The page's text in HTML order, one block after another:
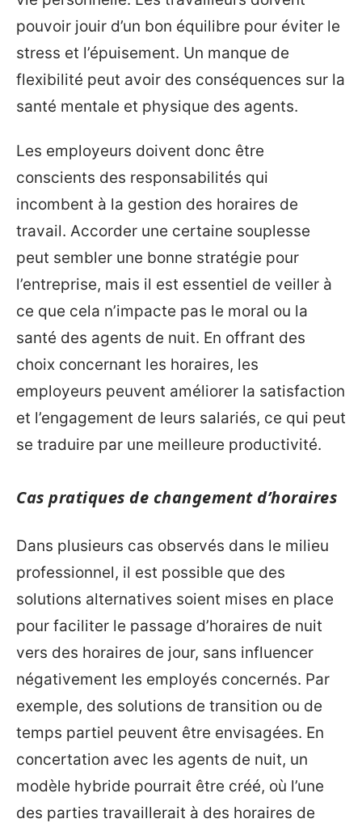
pouvoir jouir d’un bon équilibre pour éviter le
stress et l’épuisement. Un manque de
flexibilité peut avoir des conséquences sur la
santé mentale et physique des agents.
Les employeurs doivent donc être
conscients des responsabilités qui
incombent à la gestion des horaires de
travail. Accorder une certaine souplesse
peut sembler une bonne stratégie pour
l’entreprise, mais il est essentiel de veiller à
ce que cela n’impacte pas le moral ou la
santé des agents de nuit. En offrant des
choix concernant les horaires, les
employeurs peuvent améliorer la satisfaction
et l’engagement de leurs salariés, ce qui peut
se traduire par une meilleure productivité.
Cas pratiques de changement d’horaires
Dans plusieurs cas observés dans le milieu
professionnel, il est possible que des
solutions alternatives soient mises en place
pour faciliter le passage d’horaires de nuit
vers des horaires de jour, sans influencer
négativement les employés concernés. Par
exemple, des solutions de transition ou de
temps partiel peuvent être envisagées. En
concertation avec les agents de nuit, un
modèle hybride pourrait être créé, où l’une
des parties travaillerait à des horaires de